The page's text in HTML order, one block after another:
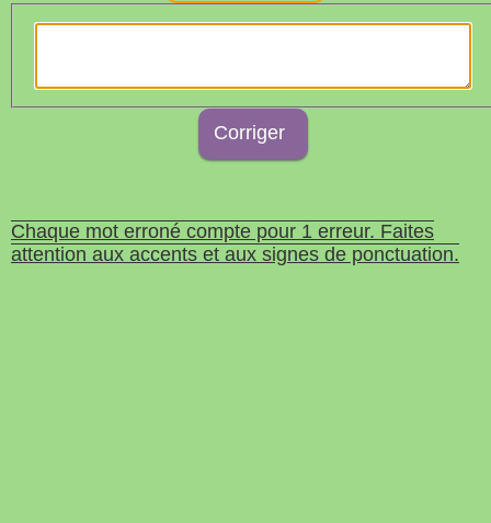
Chaque mot erroné compte pour 1 erreur. Faites
attention aux accents et aux signes de ponctuation.